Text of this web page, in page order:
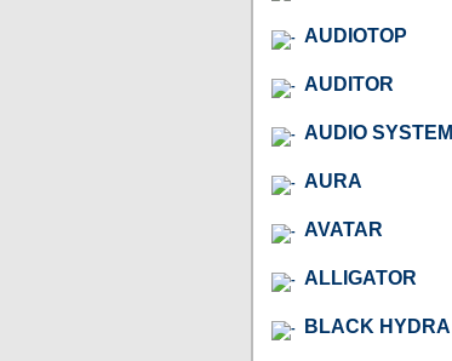
AUDIOTOP
AUDITOR
AUDIO SYSTEM
AURA
AVATAR
ALLIGATOR
BLACK HYDRA